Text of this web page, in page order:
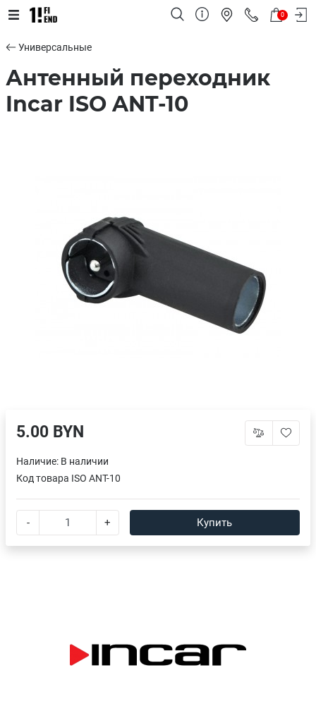
0
Универсальные
Антенный переходник
Incar ISO ANT-10
5.00 BYN
Наличие: В наличии
Код товара ISO ANT-10
- + Купить